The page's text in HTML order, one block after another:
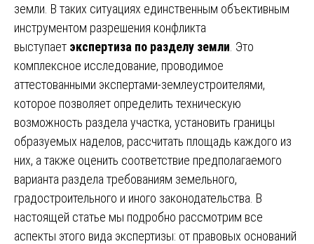
земли. В таких ситуациях единственным объективным
инструментом разрешения конфликта
выступает экспертиза по разделу земли . Это
комплексное исследование, проводимое
аттестованными экспертами-землеустроителями,
которое позволяет определить техническую
возможность раздела участка, установить границы
образуемых наделов, рассчитать площадь каждого из
них, а также оценить соответствие предполагаемого
варианта раздела требованиям земельного,
градостроительного и иного законодательства. В
настоящей статье мы подробно рассмотрим все
аспекты этого вида экспертизы: от правовых оснований